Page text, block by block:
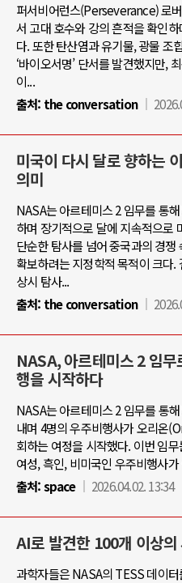
퍼서비어런스(Perseverance) 로
서 고대 호수와 강의 흔적을 확인
다. 또한 탄산염과 유기물, 광물 조
‘바이오서명’ 단서를 발견했지만,
이...
출처: the conversation
미국이 다시 달로 향하는
의미
NASA는 아르테미스 2 임무를 통
하며 장기적으로 달에 지속적으로
단순한 탐사를 넘어 중국과의 경
확보하려는 지정학적 목적이 크다
상시 탐사...
출처: the conversation
NASA, 아르테미스 2 임
행을 시작하다
NASA는 아르테미스 2 임무를 통
내며 4명의 우주비행사가 오리온
회하는 여정을 시작했다. 이번 임
여성, 흑인, 비미국인 우주비행사
출처:space 2026.04.02. 13:34
AI로 발견한 100개 이상의
과학자들은 NASA의 TESS 데이터